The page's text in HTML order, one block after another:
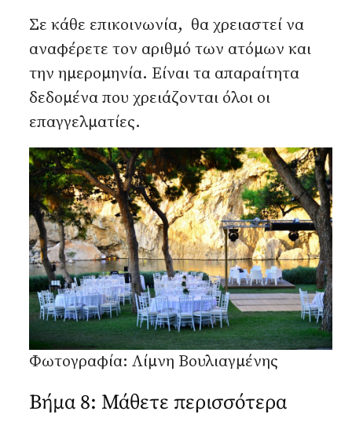
Σε κάθε επικοινωνία, θα χρειαστεί να
αναφέρετε τον αριθμό των ατόμων και
την ημερομηνία. Είναι τα απαραίτητα
δεδομένα που χρειάζονται όλοι οι
επαγγελματίες.
Φωτογραφία: Λίμνη Βουλιαγμένης
Βήμα 8: Μάθετε περισσότερα